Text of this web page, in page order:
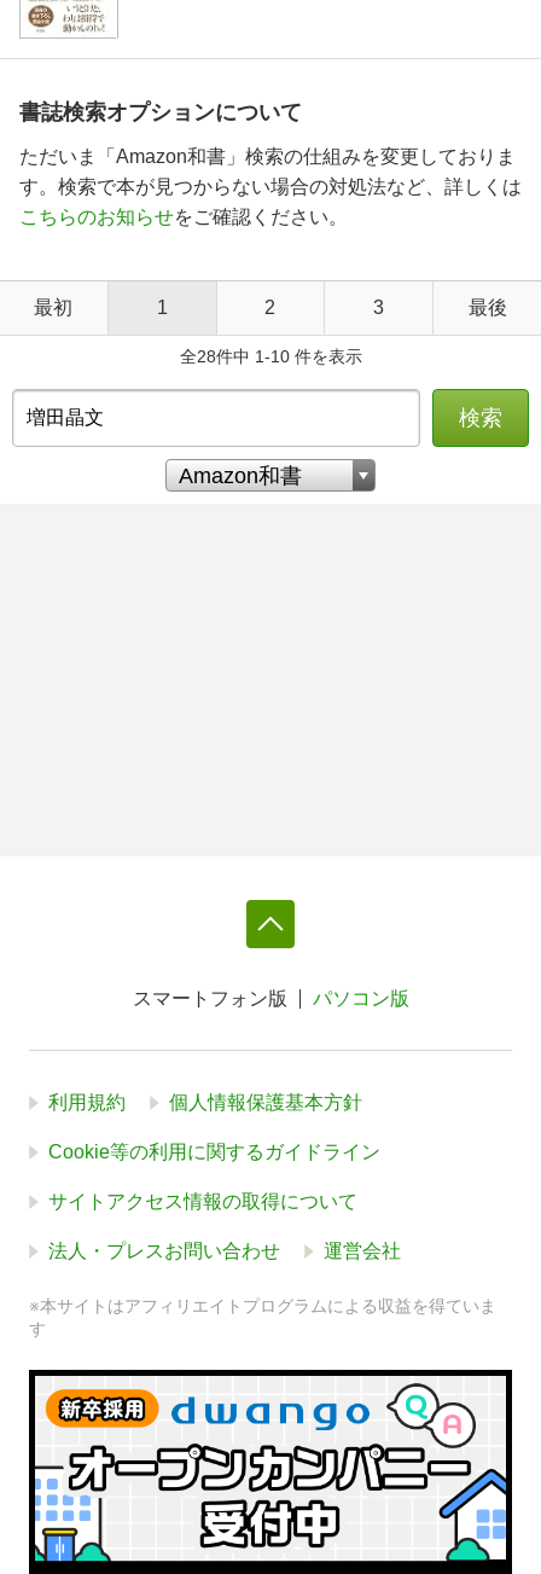
書誌検索オプションについて
ただいま「Amazon和書」検索の仕組みを変更しておりま
す。検索で本が見つからない場合の対処法など、詳しくは
こちらのお知らせをご確認ください。
最初 1 2 3 最後
全28件中 1-10 件を表示
検索
スマートフォン版 パソコン版
利用規約 個人情報保護基本方針
Cookie等の利用に関するガイドライン
サイトアクセス情報の取得について
法人・プレスお問い合わせ 運営会社
※本サイトはアフィリエイトプログラムによる収益を得ていま
す